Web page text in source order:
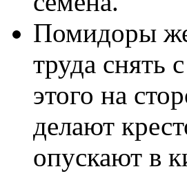
Помидоры
труда снять
этого на
делают
опускают в